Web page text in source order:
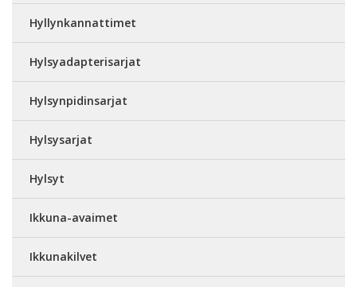
Hyllynkannattimet
Hylsyadapterisarjat
Hylsynpidinsarjat
Hylsysarjat
Hylsyt
Ikkuna-avaimet
Ikkunakilvet